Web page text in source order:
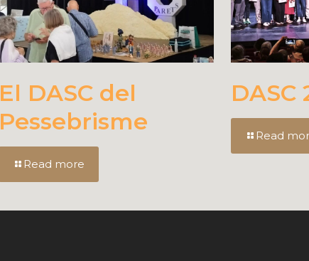
El DASC del
Pessebrisme
Read more
DASC
Read